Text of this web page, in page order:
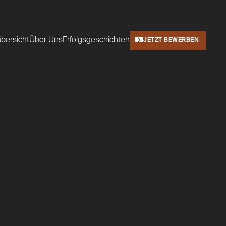
Über UnsErfolgsgeschichten JETZT BEWERBEN